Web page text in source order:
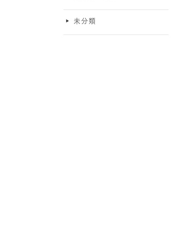
未分類